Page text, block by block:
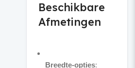
Beschikbare
Afmetingen
Breedte-opties: